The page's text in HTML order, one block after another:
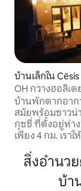
บ้านเล็กใน Cēsis
OH กวางฮอลิเด
บ้านพักตากอา
สมัยพร้อมซาวน่
กุซซี่ ที่ตั้งอยู่ห่าง
เพียง 4 กม. เราให้บริการที่พักนอกเมืองที่
สิ่งที่จำเป็นในก
ร้อนเครื่องปรั
ครบครันห้องสุ
สิ่งอำนว
บ้า